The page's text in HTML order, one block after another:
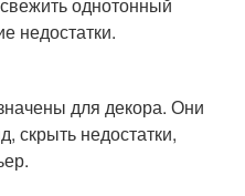
однотонный
недостатки.
для декора. Они
скрыть недостатки,